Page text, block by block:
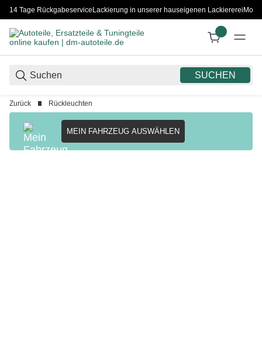
14 Tage RückgabeserviceLackierung in unserer hauseigenen Lackiererei
SUCHEN
Zurück Rückleuchten
MEIN FAHRZEUG AUSWÄHLEN